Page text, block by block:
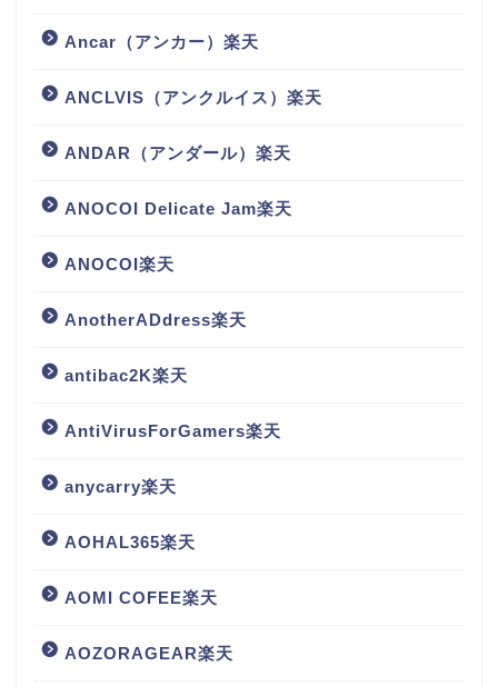
Ancar（アンカー）楽天
ANCLVIS（アンクルイス）楽天
ANDAR（アンダール）楽天
ANOCOI Delicate Jam楽天
ANOCOI楽天
AnotherADdress楽天
antibac2K楽天
AntiVirusForGamers楽天
anycarry楽天
AOHAL365楽天
AOMI COFEE楽天
AOZORAGEAR楽天